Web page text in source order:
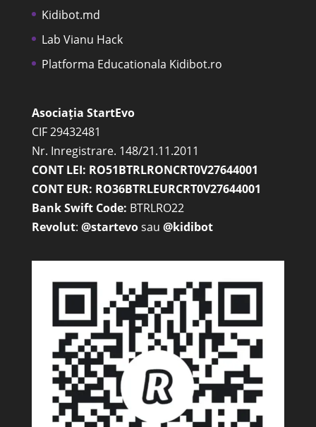
Kidibot.md
Lab Vianu Hack
Platforma Educationala Kidibot.ro
Asociația StartEvo
CIF 29432481
Nr. Inregistrare. 148/21.11.2011
CONT LEI: RO51BTRLRONCRT0V27644001
CONT EUR: RO36BTRLEURCRT0V27644001
Bank Swift Code: BTRLRO22
Revolut: @startevosau @kidibot